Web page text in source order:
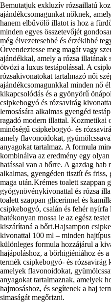
Bemutatjuk exkluzív rózsaillatú
ajándékcsomagunkat nőknek,
hanem elbűvölő illatot is hoz a
minden egyes összetevőjét
még élvezetesebbé és érzékibbé
Örvendeztesse meg magát vagy
ajándékkal, amely a rózsa illatának
ötvözi a luxus testápolással. A
rózsakivonatokat tartalmazó női
ajándékcsomagunkkal minden nő
kikapcsolódás és a gyönyörű
csipkebogyó és rózsavirág
lemosására alkalmas gyengéd
ragadó modern illattal. Kozmetikai
minőségű csipkebogyó- és
amely flavonoidokat,
anyagokat tartalmaz. A formula
kombinálva az eredmény egy
hatással van a bőrre. A gazdag hab
alkalmas, gyengéden tisztít és
maga után.Krémes toalett szappan
gyógynövénykivonattal és rózsa
toalett szappan glicerinnel és
csipkebogyó, csalán és fehér
hatékonyan mossa le az egész
kiszárítaná a bőrt.Hajsampon
kivonattal 100 ml – minden
különleges formula hozzájárul a
hajápoláshoz, a bőrhigiéniához és
termék csipkebogyó- és rózsavirág
amelyek flavonoidokat,
anyagokat tartalmaznak, amelyek
hajmosáshoz, és segítenek a haj
simaságát megőrizni.